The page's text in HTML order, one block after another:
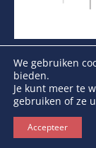
Copyright
We gebruiken
bieden.
Je kunt meer te
gebruiken of ze
Accepteer